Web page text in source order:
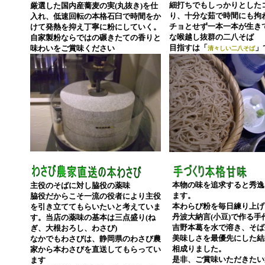
厳選した国内産蕎麦の実(丸抜き)を仕
入れ、低速回転の本格石臼で時間をか
けて発熱を抑え丁寧に粉にしていく。
自家製粉ならではの碾きたての香りと
味わいをご賞味ください
細打ちでもしっかりとした
り、十分な茹で時間にも拘
チョとせず一本一本が生き
な喉越し抜群の二八そば
目指すは「 清々しい二八そば」
主役のそばに対し脇役の薬味
脇役だからこそ一流の役者により主役
を引き立ててもらいたいと考えていま
す。当店の薬味の基本は三点盛り(ね
ぎ、大根おろし、わさび)
なかでもわさびは、静岡県のわさび農
家から本わさびを直送してもらってい
ます
本物の味を追求すると秀
ます。
本わらび粉を毎日練り上
丹波大納言(小豆)で作る手
吉野本葛を水で溶き、そ
美味しさを最優先にした
相成りました。
是非、ご賞味いただきた